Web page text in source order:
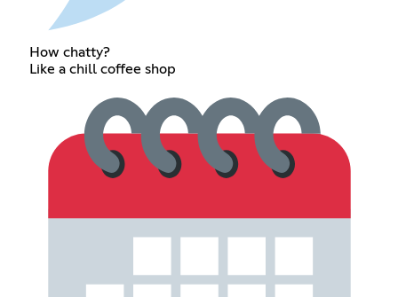
How chatty?
Like a chill coffee shop